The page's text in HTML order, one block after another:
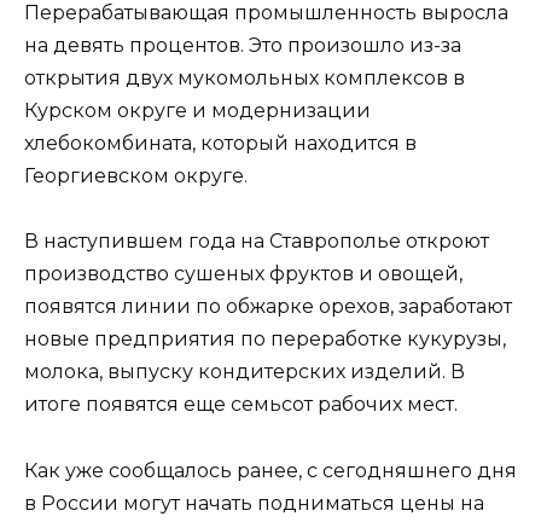
Перерабатывающая промышленность выросла
на девять процентов. Это произошло из-за
открытия двух мукомольных комплексов в
Курском округе и модернизации
хлебокомбината, который находится в
Георгиевском округе.
В наступившем года на Ставрополье откроют
производство сушеных фруктов и овощей,
появятся линии по обжарке орехов, заработают
новые предприятия по переработке кукурузы,
молока, выпуску кондитерских изделий. В
итоге появятся еще семьсот рабочих мест.
Как уже сообщалось ранее, с сегодняшнего дня
в России могут начать подниматься цены на